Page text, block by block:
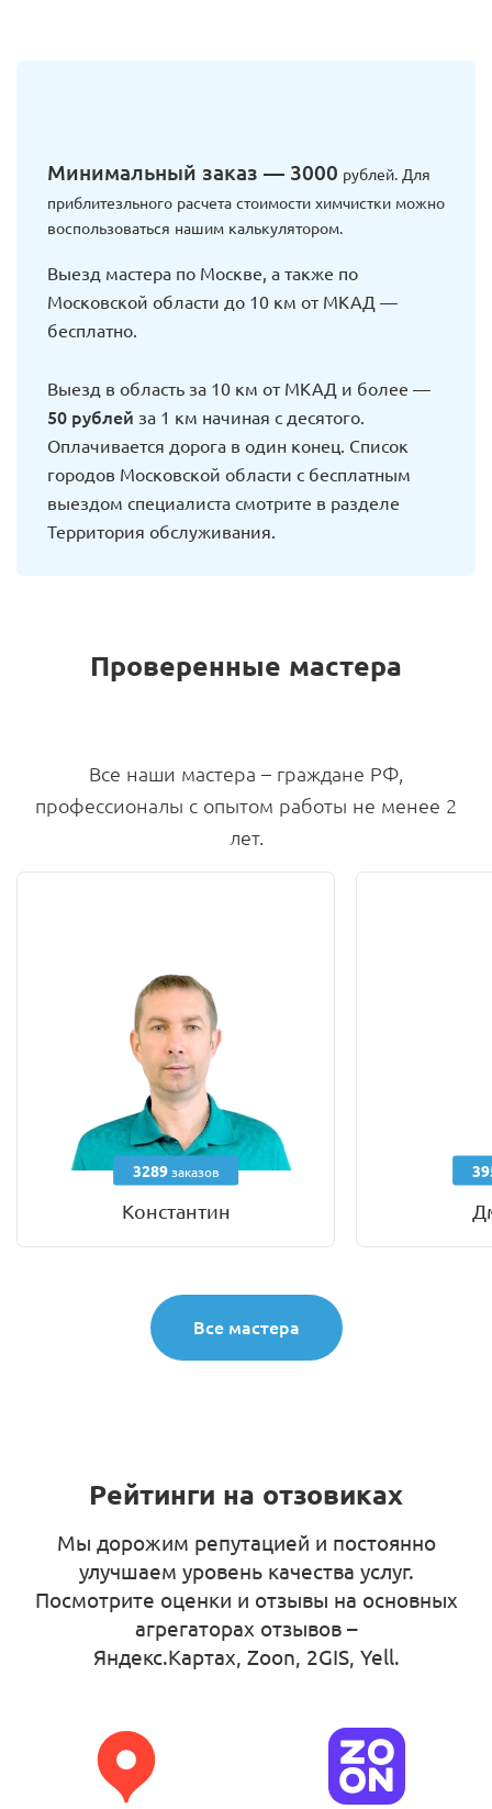
Минимальный заказ — 3000 рублей. Для
приблитезльного расчета стоимости химчистки можно
воспользоваться нашим калькулятором.
Выезд мастера по Москве, а также по
Московской области до 10 км от МКАД —
бесплатно.
Выезд в область за 10 км от МКАД и более —
50 рублей за 1 км начиная с десятого.
Оплачивается дорога в один конец. Список
городов Московской области с бесплатным
выездом специалиста смотрите в разделе
Территория обслуживания.
Проверенные мастера
Все наши мастера – граждане РФ,
профессионалы с опытом работы не менее 2
лет.
3289заказов
Константин
Все мастера
Рейтинги на отзовиках
Мы дорожим репутацией и постоянно
улучшаем уровень качества услуг.
Посмотрите оценки и отзывы на основных
агрегаторах отзывов –
Яндекс.Картах, Zoon, 2GIS, Yell.